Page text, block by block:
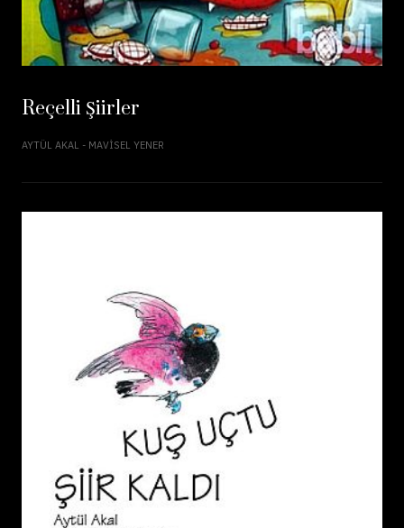
Reçelli Şiirler
AYTÜL AKAL - MAVISEL YENER